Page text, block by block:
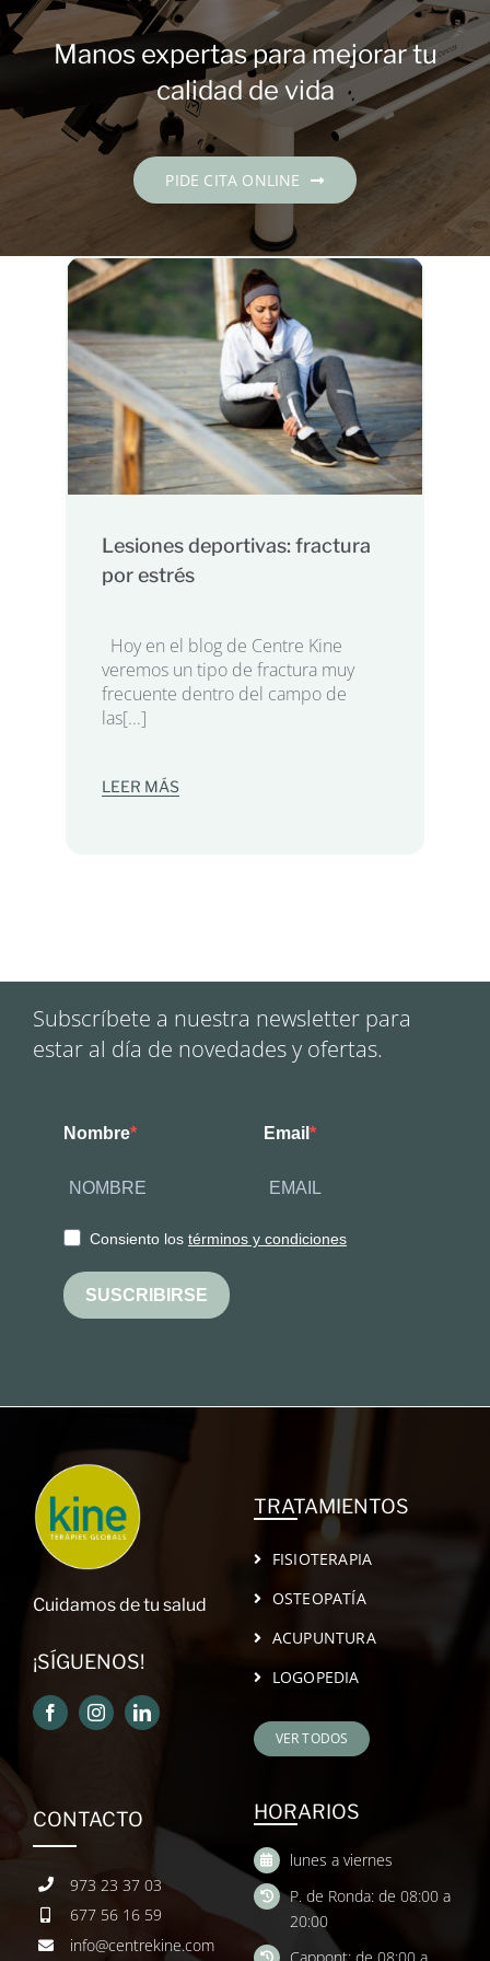
Contacto
Español
Manos expertas para mejorar tu
calidad de vida
PIDE CITA ONLINE
Lesiones deportivas: fractura
por estrés
Hoy en el blog de Centre Kine
veremos un tipo de fractura muy
frecuente dentro del campo de
las[...]
LEER MÁS
Subscríbete a nuestra newsletter para
estar al día de novedades y ofertas.
Nombre Email
Consiento los términos y condiciones
SUSCRIBIRSE
Cuidamos de tu salud
¡SÍGUENOS!
TRATAMIENTOS
FISIOTERAPIA
OSTEOPATÍA
ACUPUNTURA
LOGOPEDIA
VER TODOS
CONTACTO
973 23 37 03
677 56 16 59
info@centrekine.com
HORARIOS
lunes a viernes
P. de Ronda: de 08:00 a
20:00